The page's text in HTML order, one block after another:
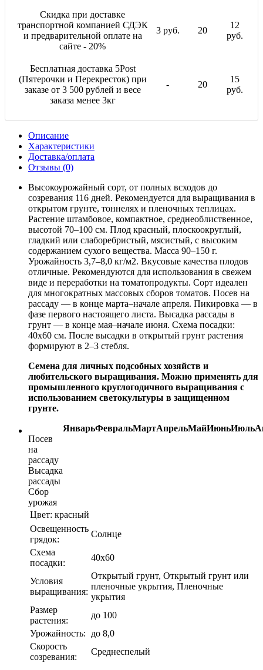
Скидка при доставке
транспортной компанией СДЭК
и предварительной оплате на
сайте - 20%
3 руб. 20
12
руб.
Бесплатная доставка 5Post
(Пятерочки и Перекресток) при
заказе от 3 500 рублей и весе
заказа менее 3кг
- 20
15
руб.
Описание
Характеристики
Доставка/оплата
Отзывы (0)
Высокоурожайный сорт, от полных всходов до
созревания 116 дней. Рекомендуется для выращивания в
открытом грунте, тоннелях и пленочных теплицах.
Растение штамбовое, компактное, среднеоблиственное,
высотой 70–100 см. Плод красный, плоскоокруглый,
гладкий или слаборебристый, мясистый, с высоким
содержанием сухого вещества. Масса 90–150 г.
Урожайность 3,7–8,0 кг/м2. Вкусовые качества плодов
отличные. Рекомендуются для использования в свежем
виде и переработки на томатопродукты. Сорт идеален
для многократных массовых сборов томатов. Посев на
рассаду — в конце марта–начале апреля. Пикировка — в
фазе первого настоящего листа. Высадка рассады в
грунт — в конце мая–начале июня. Схема посадки:
40x60 см. После высадки в открытый грунт растения
формируют в 2–3 стебля.
Семена для личных подсобных хозяйств и
любительского выращивания. Можно применять для
промышленного круглогодичного выращивания с
использованием светокультуры в защищенном
грунте.
ЯнварьФевральМартАпрельМайИюньИюль
Посев
на
рассаду
Высадка
рассады
Сбор
урожая
Цвет: красный
Освещенность
грядок:
Солнце
Схема
посадки:
40х60
Условия
выращивания:
Открытый грунт, Открытый грунт или
пленочные укрытия, Пленочные
укрытия
Размер
растения:
до 100
Урожайность:
до 8,0
Скорость
созревания:
Среднеспелый